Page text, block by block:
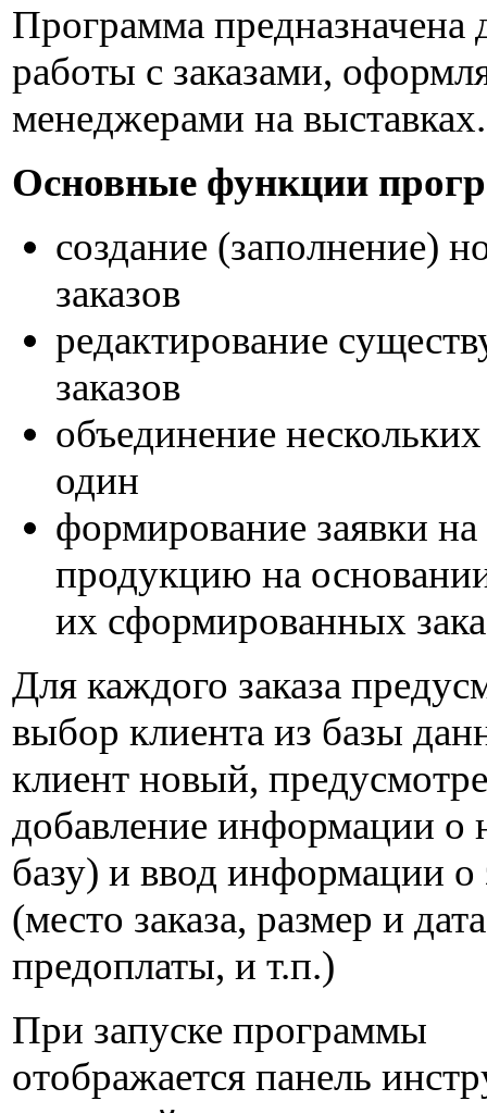
Программа предназначена
работы с заказами,
менеджерами на выставках.
Основные функции
создание (заполнение)
заказов
редактирование
заказов
объединение нескольких
один
формирование заявки на
продукцию на
их сформированных
Для каждого заказа
выбор клиента из базы
клиент новый,
добавление информации о
базу) и ввод информации о
(место заказа, размер и дата
предоплаты, и т.п.)
При запуске программы
отображается панель